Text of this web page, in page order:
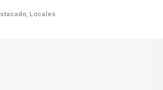
, Locales